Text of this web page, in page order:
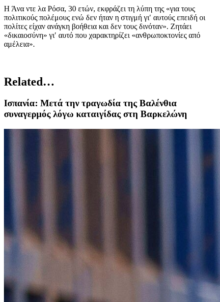
Η Άνα ντε λα Ρόσα, 30 ετών, εκφράζει τη λύπη της «για τους
πολιτικούς πολέμους ενώ δεν ήταν η στιγμή γι′ αυτούς επειδή οι
πολίτες είχαν ανάγκη βοήθεια και δεν τους δινόταν». Ζητάει
«δικαιοσύνη» γι′ αυτό που χαρακτηρίζει «ανθρωποκτονίες από
αμέλεια».
Related…
Ισπανία: Μετά την τραγωδία της Βαλένθια
συναγερμός λόγω καταιγίδας στη Βαρκελώνη